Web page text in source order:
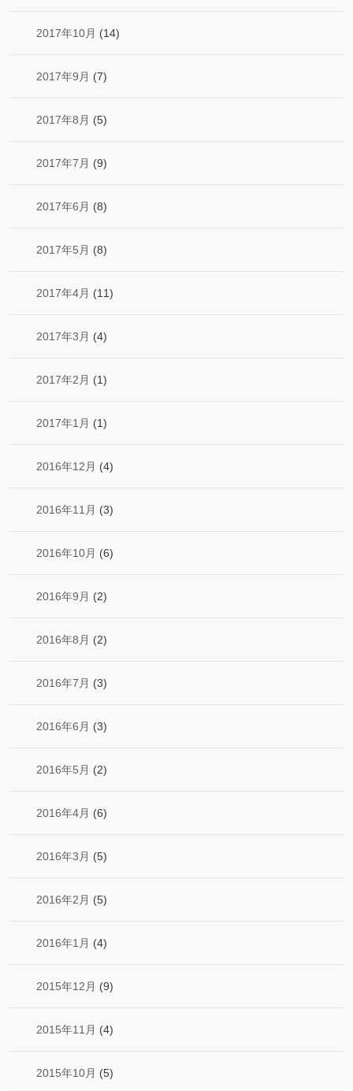
2017年10月 (14)
2017年9月 (7)
2017年8月 (5)
2017年7月 (9)
2017年6月 (8)
2017年5月 (8)
2017年4月 (11)
2017年3月 (4)
2017年2月 (1)
2017年1月 (1)
2016年12月 (4)
2016年11月 (3)
2016年10月 (6)
2016年9月 (2)
2016年8月 (2)
2016年7月 (3)
2016年6月 (3)
2016年5月 (2)
2016年4月 (6)
2016年3月 (5)
2016年2月 (5)
2016年1月 (4)
2015年12月 (9)
2015年11月 (4)
2015年10月 (5)